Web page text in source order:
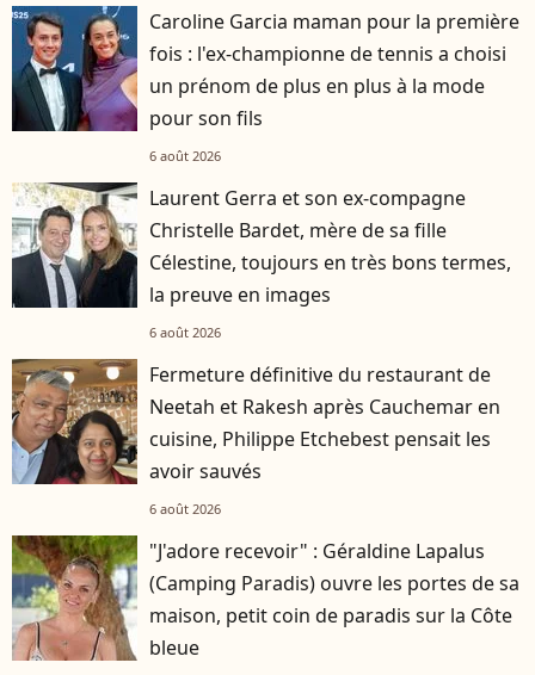
Caroline Garcia maman pour la première
fois : l'ex-championne de tennis a choisi
un prénom de plus en plus à la mode
pour son fils
6 août 2026
Laurent Gerra et son ex-compagne
Christelle Bardet, mère de sa fille
Célestine, toujours en très bons termes,
la preuve en images
6 août 2026
Fermeture définitive du restaurant de
Neetah et Rakesh après Cauchemar en
cuisine, Philippe Etchebest pensait les
avoir sauvés
6 août 2026
"J'adore recevoir" : Géraldine Lapalus
(Camping Paradis) ouvre les portes de sa
maison, petit coin de paradis sur la Côte
bleue